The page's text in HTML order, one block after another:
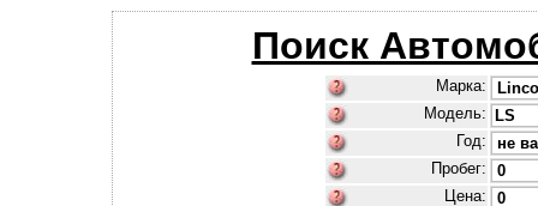
Поиск
Марка:
Модель:
Год:
Пробег:
Цена: